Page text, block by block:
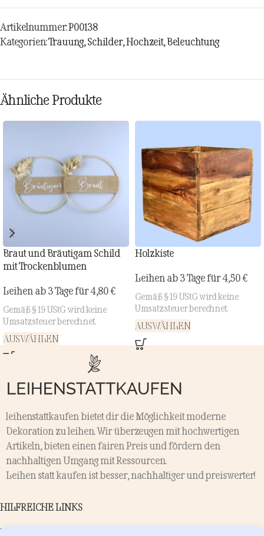
Artikelnummer:P00138
Kategorien:Trauung, Schilder,Hochzeit,Beleuchtung
Ähnliche Produkte
Braut und Bräutigam Schild
mit Trockenblumen
Leihen ab 3 Tage für4,80€
Gemäß § 19 UStG wird keine
Umsatzsteuer berechnet.
AUSWÄHLEN
Holzkiste
Leihen ab 3 Tage für4,50€
Gemäß § 19 UStG wird keine
Umsatzsteuer berechnet.
AUSWÄHLEN
leihenstattkaufen bietet dir die Möglichkeit moderne
Dekoration zu leihen. Wir überzeugen mit hochwertigen
Artikeln, bieten einen fairen Preis und fördern den
nachhaltigen Umgang mit Ressourcen.
Leihen statt kaufen ist besser, nachhaltiger und preiswerter!
HILFREICHE LINKS
Kontakt